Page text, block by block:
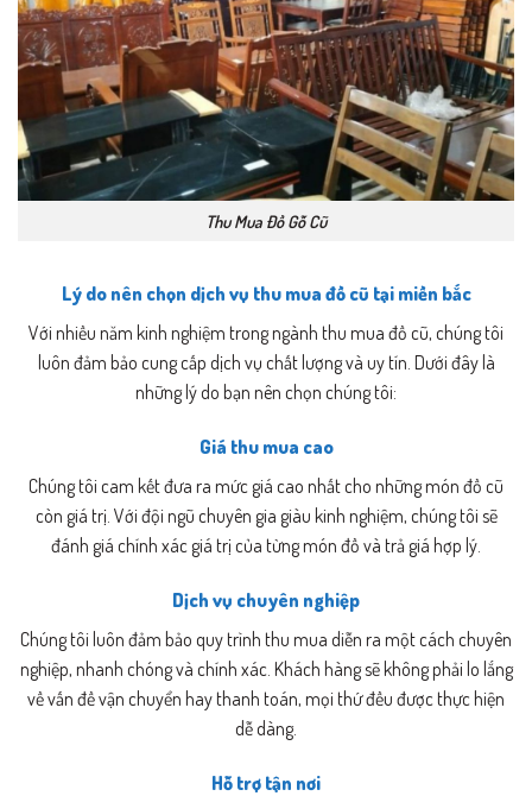
Thu Mua Đồ Gỗ Cũ
Lý do nên chọn dịch vụ thu mua đồ cũ tại miền bắc
Với nhiều năm kinh nghiệm trong ngành thu mua đồ cũ, chúng tôi
luôn đảm bảo cung cấp dịch vụ chất lượng và uy tín. Dưới đây là
những lý do bạn nên chọn chúng tôi:
Giá thu mua cao
Chúng tôi cam kết đưa ra mức giá cao nhất cho những món đồ cũ
còn giá trị. Với đội ngũ chuyên gia giàu kinh nghiệm, chúng tôi sẽ
đánh giá chính xác giá trị của từng món đồ và trả giá hợp lý.
Dịch vụ chuyên nghiệp
Chúng tôi luôn đảm bảo quy trình thu mua diễn ra một cách chuyên
nghiệp, nhanh chóng và chính xác. Khách hàng sẽ không phải lo lắng
về vấn đề vận chuyển hay thanh toán, mọi thứ đều được thực hiện
dễ dàng.
Hỗ trợ tận nơi